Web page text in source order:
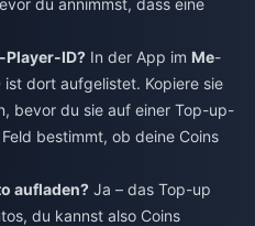
Player-ID? In der App im Me-
ist dort aufgelistet. Kopiere sie
bevor du sie auf einer Top-up-
bestimmt, ob deine Coins
aufladen? Ja – das Top-up
du kannst also Coins